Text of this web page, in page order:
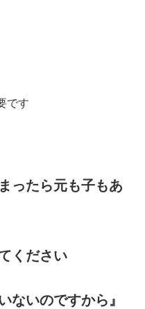
です
ったら元も子もあ
ください
ないのですから』